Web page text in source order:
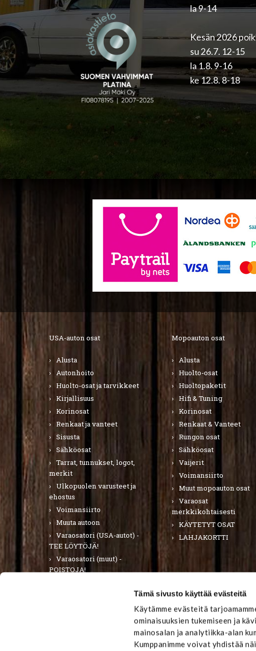
Tämä sivusto käyttää evästeitä
Käytämme evästeitä
ominaisuuksien tukemiseen ja
mainosalan ja analytiikka-alan
Kumppanimme voivat yhdistää
la 9-14
Kesän 2026
su 26.7. 12-15
la 1.8. 9-16
ke 12.8. 8-18
USA-auton osat
Alusta
Autonhoito
Huolto-osat ja tarvikkeet
Kirjallisuus
Korinosat
Renkaat ja vanteet
Sisusta
Sähköosat
Tarrat, tunnukset, logot,
merkit
Ulkopuolen varusteet ja
ehostus
Voimansiirto
Muuta autoon
Varaosatori (USA-autot) -
TEE LÖYTÖJÄ!
Varaosatori (muut) -
POISTOJA!
Mopoauton osat
Alusta
Huolto-osat
Huoltopaketit
Hifi & Tuning
Korinosat
Renkaat & Vanteet
Rungon osat
Sähköosat
Vaijerit
Voimansiirto
Muut mopoauton osat
Varaosat
merkkikohtaisesti
KÄYTETYT OSAT
LAHJAKORTTI